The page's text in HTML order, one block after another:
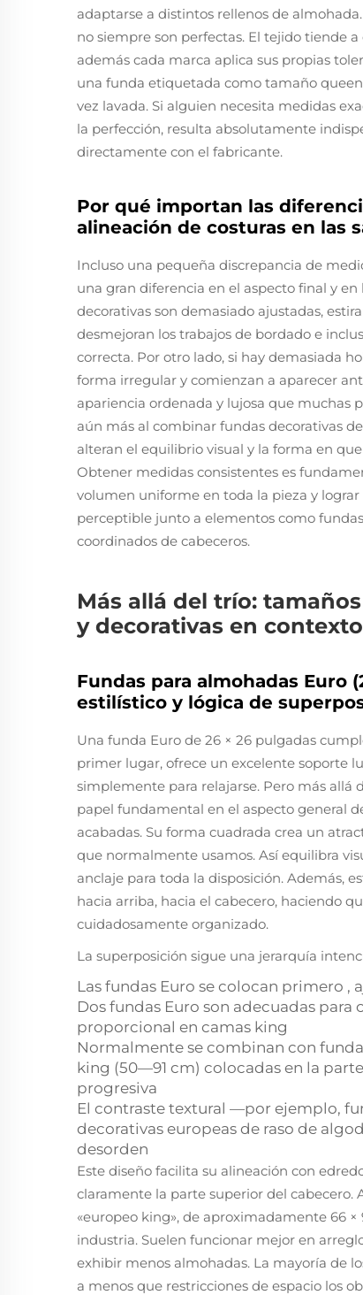
adaptarse a distintos rellenos de
no siempre son perfectas. El tejido tiende
además cada marca aplica sus propias
una funda etiquetada como tamaño
vez lavada. Si alguien necesita medidas
la perfección, resulta absolutamente
directamente con el fabricante.
Por qué importan las
alineación de costuras en las
Incluso una pequeña discrepancia de
una gran diferencia en el aspecto final y
decorativas son demasiado ajustadas,
desmejoran los trabajos de bordado e
correcta. Por otro lado, si hay demasiada
forma irregular y comienzan a aparecer
apariencia ordenada y lujosa que muchas
aún más al combinar fundas decorativas
alteran el equilibrio visual y la forma en
Obtener medidas consistentes es
volumen uniforme en toda la pieza y
perceptible junto a elementos como
coordinados de cabeceros.
Más allá del trío:
y decorativas en contexto
Fundas para almohadas Euro
estilístico y lógica de
Una funda Euro de 26 × 26 pulgadas
primer lugar, ofrece un excelente soporte
simplemente para relajarse. Pero más
papel fundamental en el aspecto general
acabadas. Su forma cuadrada crea un
que normalmente usamos. Así equilibra
anclaje para toda la disposición. Además,
hacia arriba, hacia el cabecero, haciendo
cuidadosamente organizado.
La superposición sigue una jerarquía
Las fundas Euro se colocan primero ,
Dos fundas Euro son adecuadas
proporcional en camas king
Normalmente se combinan con
king (50—91 cm) colocadas en la
progresiva
El contraste textural —por ejemplo,
decorativas europeas de raso de
desorden
Este diseño facilita su alineación con
claramente la parte superior del
«europeo king», de aproximadamente 66
industria. Suelen funcionar mejor en
exhibir menos almohadas. La mayoría de
a menos que restricciones de espacio los